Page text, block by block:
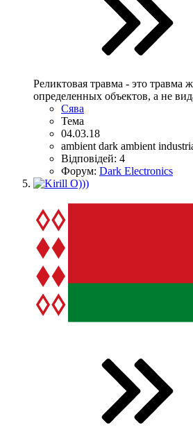
Реликтовая травма - это
определенных объектов, а не
Сява
Тема
04.03.18
ambient dark ambient
Відповідей: 4
Форум: Dark Electronics